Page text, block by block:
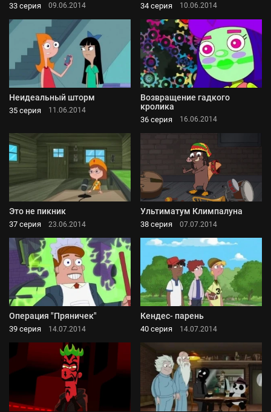
33 серия 09.06.2014 34 серия 10.06.2014
Неидеальный шторм
35 серия 11.06.2014
Возвращение гадкого
кролика
36 серия 16.06.2014
Это не пикник
37 серия 23.06.2014
Ультиматум Климпалуна
38 серия 07.07.2014
Операция "Пряничек"
39 серия 14.07.2014
Кендес- парень
40 серия 14.07.2014